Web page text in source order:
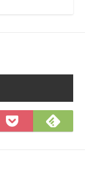
Pocket
に
で